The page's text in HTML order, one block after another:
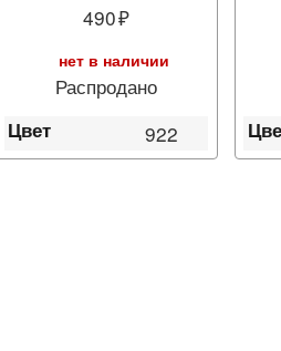
490
нет в наличии
Распродано
Цвет 922